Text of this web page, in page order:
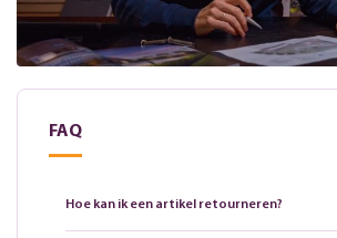
FAQ
Hoe kan ik een artikel retourneren?